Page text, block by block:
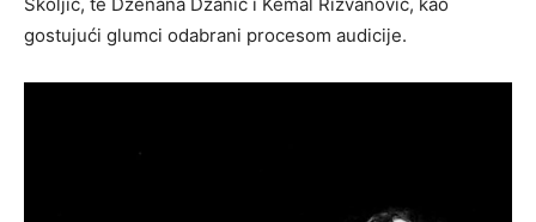
gostujući glumci odabrani procesom audicije.